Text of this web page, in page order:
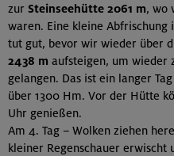
zur Steinseehütte 2061 m, wo
waren. Eine kleine Abfrischung
tut gut, bevor wir wieder über
2438 m aufsteigen, um wieder
gelangen. Das ist ein langer
über 1300 Hm. Vor der Hütte
Uhr genießen.
Am 4. Tag – Wolken ziehen
kleiner Regenschauer erwischt